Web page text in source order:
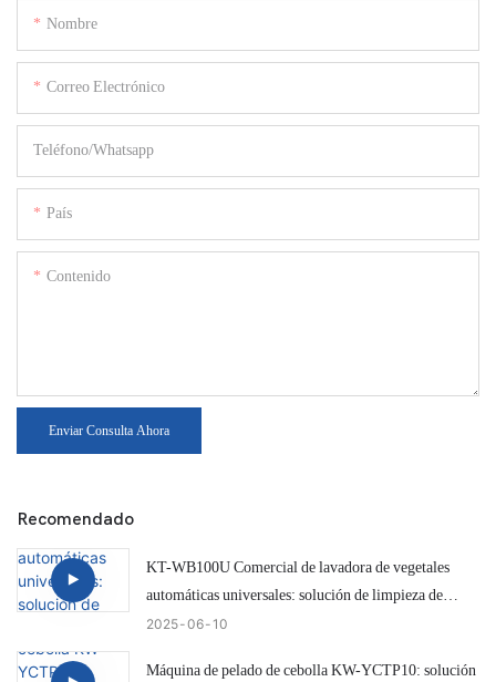
Nombre
Correo Electrónico
Teléfono/whatsapp
País
Contenido
Enviar Consulta Ahora
Recomendado
KT-WB100U Comercial de lavadora de vegetales
automáticas universales: solución de limpieza de
cebolla eficiente e inteligente
2025 06 10
Máquina de pelado de cebolla KW-YCTP10: solución